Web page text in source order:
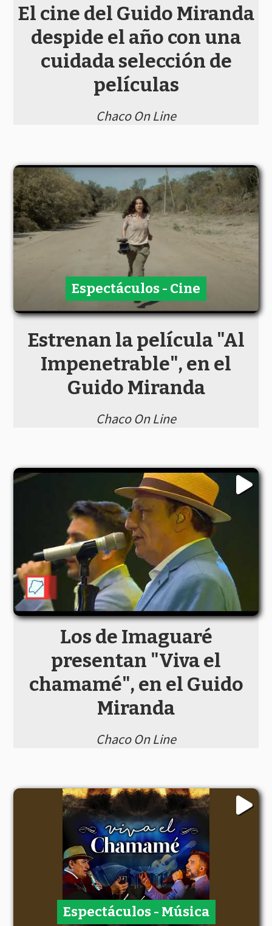
El cine del Guido Miranda
despide el año con una
cuidada selección de
películas
Chaco On Line
Estrenan la película "Al
Impenetrable", en el
Guido Miranda
Chaco On Line
Espectáculos - Cine
Los de Imaguaré
presentan "Viva el
chamamé", en el Guido
Miranda
Chaco On Line
Espectáculos - Música